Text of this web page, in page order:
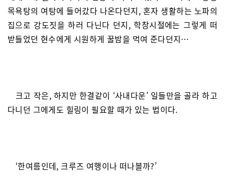
목욕탕의 여탕에 들어갔다 나온다던지, 혼자 생활하는 노파의
집으로 강도짓을 하러 다닌다 던지, 학창시절에는 그렇게 떠
받들었던 현수에게 시원하게 꿀밤을 먹여 준다던지…
크고 작은, 하지만 한결같이 ‘사내다운’ 일들만을 골라 하고
다니던 그에게도 힐링이 필요할 때가 있는 법이다.
‘한여름인데, 크루즈 여행이나 떠나볼까?’